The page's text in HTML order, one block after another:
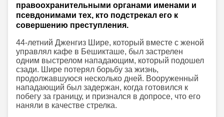
правоохранительными органами именами и
псевдонимами тех, кто подстрекал его к
совершению преступления.
44-летний Дженгиз Шире, который вместе с женой
управлял кафе в Бешикташе, был застрелен
одним выстрелом нападающим, который подошел
сзади. Шире потерял борьбу за жизнь,
продолжавшуюся несколько дней. Вооруженный
нападающий был задержан, когда готовился к
побегу за границу, и признался в допросе, что его
наняли в качестве стрелка.